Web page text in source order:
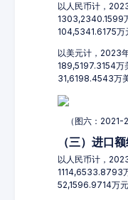
以人民币计，
1303,2340.1599
104,5341.6175万
以美元计，2023
189,5197.3154万
31,6198.4543万
（图六：
（三）进口
以人民币计，
1114,6533.8793
52,1596.9714万